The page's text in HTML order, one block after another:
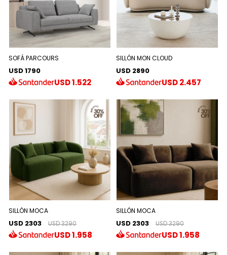
SOFÁ PARCOURS
USD 1790
USD1.522
SILLÓN MON CLOUD
USD 2890
USD2.457
SILLÓN MOCA
USD 2303 USD 3290
USD1.958
SILLÓN MOCA
USD 2303 USD 3290
USD1.958